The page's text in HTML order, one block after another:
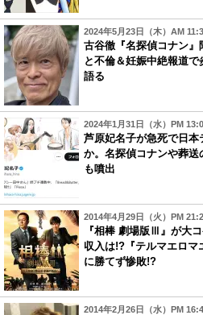
2024年5月23日（木）AM
古谷徹『名探偵コナン
と不倫＆妊娠中絶報道
語る
2024年1月31日（水）PM
芦原妃名子が急死で日
か。名探偵コナンや葬
も噴出
2014年4月29日（火）PM
『相棒 劇場版Ⅲ』が大
収入は!?『テルマエロマ
に勝てず惨敗!?
2014年2月26日（水）PM